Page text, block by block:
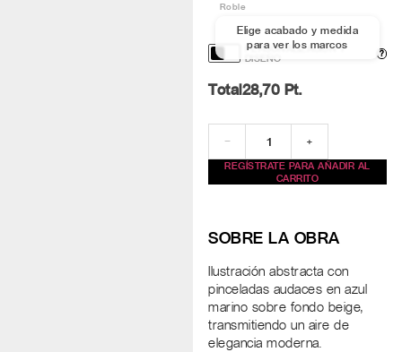
PERSONALIZACIÓN Y
DISEÑO
?
Roble
Elige acabado y medida
para ver los marcos
Total28,70 Pt.
− +
REGÍSTRATE PARA AÑADIR AL
CARRITO
SOBRE LA OBRA
Ilustración abstracta con
pinceladas audaces en azul
marino sobre fondo beige,
transmitiendo un aire de
elegancia moderna.